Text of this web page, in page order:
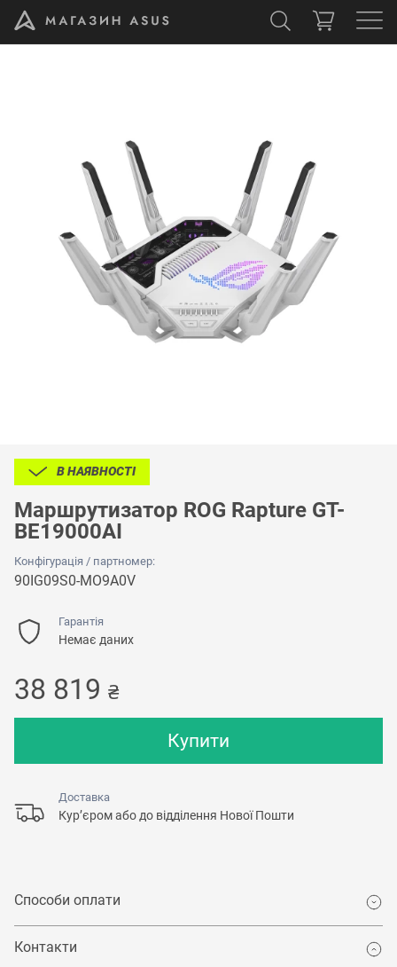
В НАЯВНОСТІ
Маршрутизатор ROG Rapture GT-
BE19000AI
Конфігурація / партномер:
90IG09S0-MO9A0V
Гарантія
Немає даних
38 819 ₴
Купити
Доставка
Кур’єром або до відділення Нової Пошти
Способи оплати
Контакти